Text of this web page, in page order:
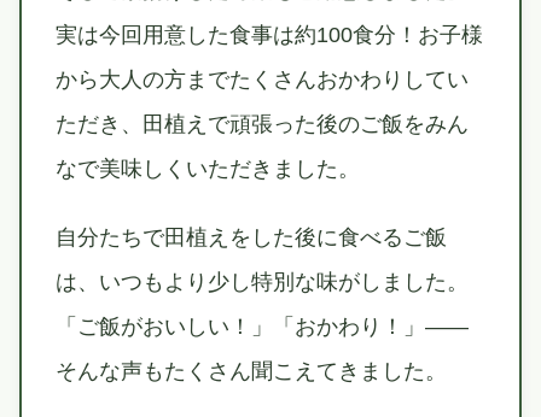
実は今回用意した食事は約100食分！お子様
から大人の方までたくさんおかわりしてい
ただき、田植えで頑張った後のご飯をみん
なで美味しくいただきました。
自分たちで田植えをした後に食べるご飯
は、いつもより少し特別な味がしました。
「ご飯がおいしい！」「おかわり！」——
そんな声もたくさん聞こえてきました。